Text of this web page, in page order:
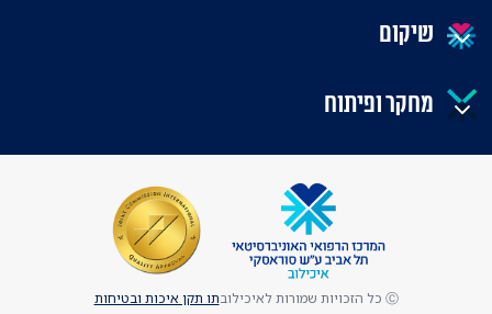
שיקום
מחקר ופיתוח
Ⓒ כל הזכויות שמורות לאיכילוב תו תקן איכות ובטיחות